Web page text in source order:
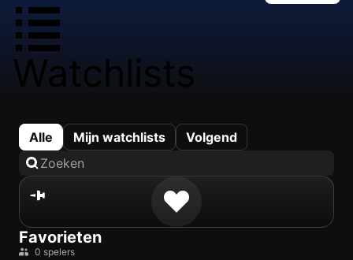
Watchlists
Alle Mijn watchlists Volgend
Favorieten
0 spelers